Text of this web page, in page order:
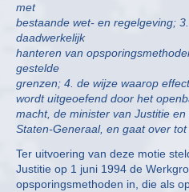
met
bestaande wet- en regelgeving;
daadwerkelijk
hanteren van
gestelde
grenzen; 4. de wijze waarop
wordt uitgeoefend door het
macht, de minister van Justitie
Staten-Generaal, en gaat over
Ter uitvoering van deze motie
Justitie op 1 juni 1994 de
opsporingsmethoden in, die als